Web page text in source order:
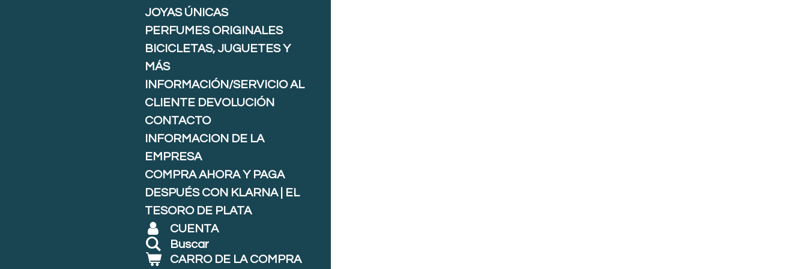
JOYAS ÚNICAS
PERFUMES ORIGINALES
BICICLETAS, JUGUETES Y
MÁS
INFORMACIÓN/SERVICIO AL
CLIENTE DEVOLUCIÓN
CONTACTO
INFORMACION DE LA
EMPRESA
COMPRA AHORA Y PAGA
DESPUÉS CON KLARNA | EL
TESORO DE PLATA
CUENTA
Buscar
CARRO DE LA COMPRA